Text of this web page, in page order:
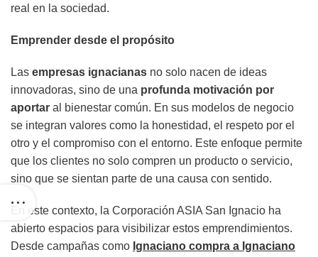
real en la sociedad.
Emprender desde el propósito
Las empresas ignacianas no solo nacen de ideas
innovadoras, sino de una profunda motivación por
aportar al bienestar común. En sus modelos de negocio
se integran valores como la honestidad, el respeto por el
otro y el compromiso con el entorno. Este enfoque permite
que los clientes no solo compren un producto o servicio,
sino que se sientan parte de una causa con sentido.
En este contexto, la Corporación ASIA San Ignacio ha
abierto espacios para visibilizar estos emprendimientos.
Desde campañas como Ignaciano compra a Ignaciano